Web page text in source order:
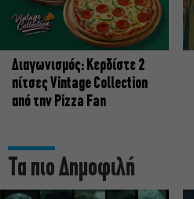
Διαγωνισμός: Κερδίστε 2
πίτσες Vintage Collection
από την Pizza Fan
Τα πιο Δημοφιλή